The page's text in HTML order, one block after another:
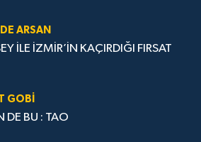
ARSAN
İLE İZMİR’İN KAÇIRDIĞI FIRSAT
GOBİ
DE BU : TAO